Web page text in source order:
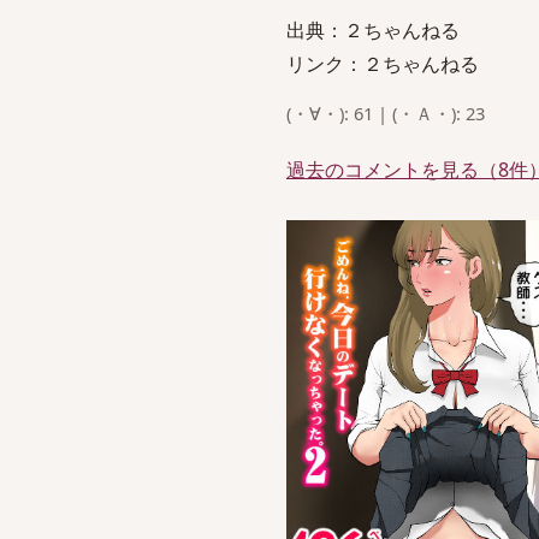
出典：２ちゃんねる
リンク：２ちゃんねる
(・∀・): 61 | (・Ａ・): 23
過去のコメントを見る（8件